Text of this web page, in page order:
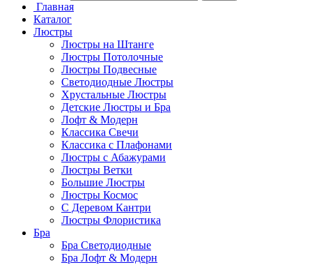
Главная
Каталог
Люстры
Люстры на Штанге
Люстры Потолочные
Люстры Подвесные
Светодиодные Люстры
Хрустальные Люстры
Детские Люстры и Бра
Лофт & Модерн
Классика Свечи
Классика с Плафонами
Люстры с Абажурами
Люстры Ветки
Большие Люстры
Люстры Космос
С Деревом Кантри
Люстры Флористика
Бра
Бра Светодиодные
Бра Лофт & Модерн